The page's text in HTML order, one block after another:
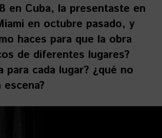
en Cuba, la presentaste en
en octubre pasado, y
haces para que la obra
de diferentes lugares?
cada lugar? ¿qué no